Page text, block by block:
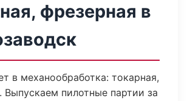
фрезерная в
в механообработка: токарная,
Выпускаем пилотные партии за